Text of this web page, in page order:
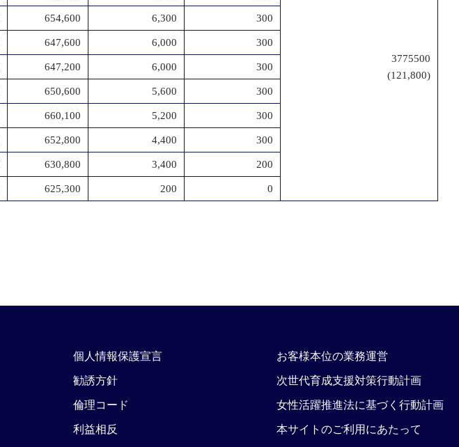
3775500
(121,800)
654,600 6,300 300
647,600 6,000 300
647,200 6,000 300
650,600 5,600 300
660,100 5,200 300
652,800 4,400 300
630,800 3,400 200
625,300 200 0
個人情報保護宣言
勧誘方針
倫理コード
利益相反
お客様本位の業務運営
次世代育成支援対策行動計画
女性活躍推進法に基づく行動計画
本サイトのご利用にあたって